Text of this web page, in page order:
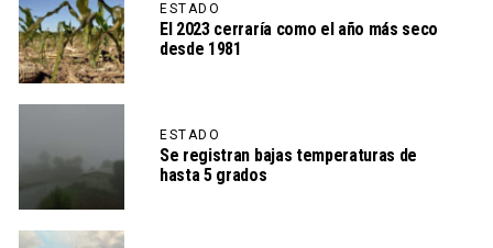
ESTADO
El 2023 cerraría como el año más seco
desde 1981
ESTADO
Se registran bajas temperaturas de
hasta 5 grados